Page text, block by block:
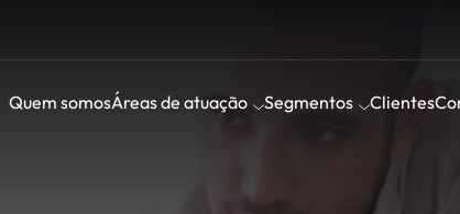
Quem somosÁreas de atuação Segmentos Clientes